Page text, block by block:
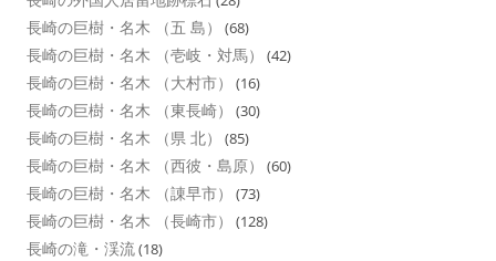
長崎の巨樹・名木 （五 島） (68)
長崎の巨樹・名木 （壱岐・対馬） (42)
長崎の巨樹・名木 （大村市） (16)
長崎の巨樹・名木 （東長崎） (30)
長崎の巨樹・名木 （県 北） (85)
長崎の巨樹・名木 （西彼・島原） (60)
長崎の巨樹・名木 （諌早市） (73)
長崎の巨樹・名木 （長崎市） (128)
長崎の滝・渓流(18)